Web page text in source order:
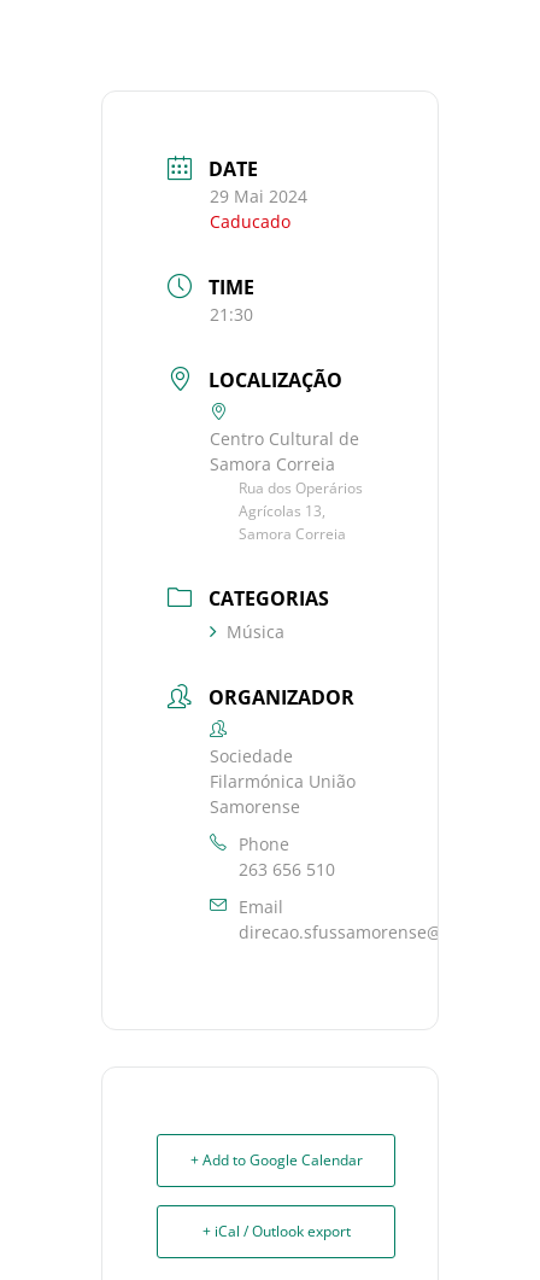
DATE
29 Mai 2024
Caducado
TIME
21:30
LOCALIZAÇÃO
Centro Cultural de
Samora Correia
Rua dos Operários
Agrícolas 13,
Samora Correia
CATEGORIAS
Música
ORGANIZADOR
Sociedade
Filarmónica União
Samorense
Phone
263 656 510
Email
direcao.sfussamorense@gmail.com
+ Add to Google Calendar
+ iCal / Outlook export